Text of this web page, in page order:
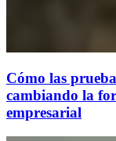
Cómo las
cambiando la
empresarial